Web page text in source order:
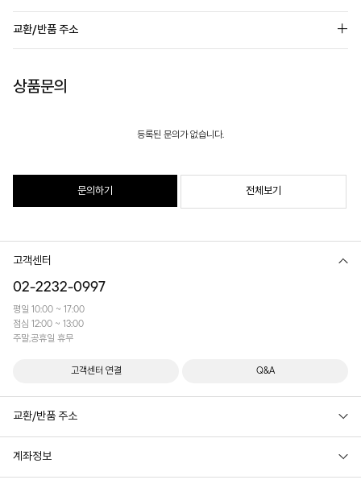
교환/반품 주소
상품문의
등록된 문의가 없습니다.
문의하기 전체보기
고객센터
02-2232-0997
평일 10:00 ~ 17:00
점심 12:00 ~ 13:00
주말,공휴일 휴무
고객센터 연결 Q&A
교환/반품 주소
계좌정보